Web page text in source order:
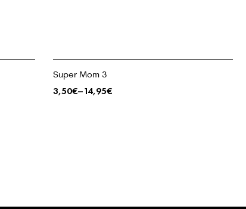
Super Mom 3
3,50€–14,95€